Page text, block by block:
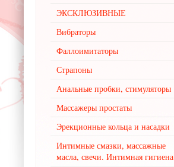
ЭКСКЛЮЗИВНЫЕ
Вибраторы
Фаллоимитаторы
Страпоны
Анальные пробки, стимуляторы
Массажеры простаты
Эрекционные кольца и насадки
Интимные смазки, массажные
масла, свечи. Интимная гигиена